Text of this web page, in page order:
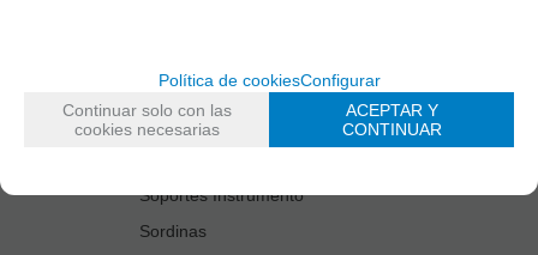
Limpiadores
Protectores Boquilla
Soportes Instrumento
Sordinas
Política de cookiesConfigurar
Continuar solo con las
cookies necesarias
ACEPTAR Y
CONTINUAR